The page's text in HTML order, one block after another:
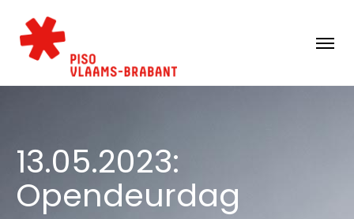
13.05.2023:
Opendeurdag